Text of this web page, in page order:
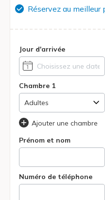
Réservez au
Jour d'arrivée
Chambre 1
Ajouter une chambre
Prénom et nom
Numéro de téléphone